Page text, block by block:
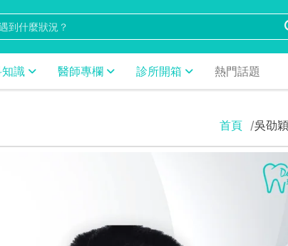
識 醫師專欄 診所開箱 熱門話題
首頁 吳劭